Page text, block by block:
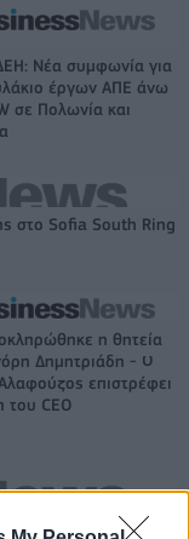
Νέα συμφωνία για
έργων ΑΠΕ άνω
σε Πολωνία και
στο Sofia South Ring
η θητεία
Δημητριάδη - Ο
επιστρέφει
του CEO
ξεκίνησε το